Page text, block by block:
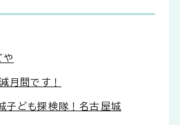
や
月間です！
子ども探検隊！名古屋城